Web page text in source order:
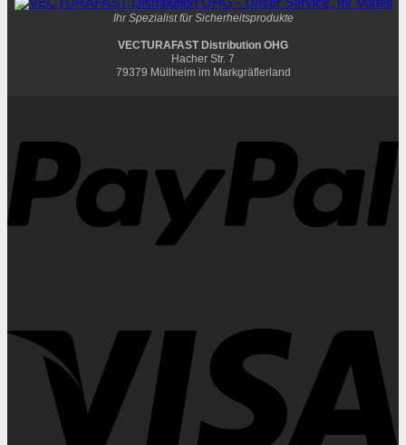
Ihr Spezialist für Sicherheitsprodukte
VECTURAFAST Distribution OHG
Hacher Str. 7
79379 Müllheim im Markgräflerland